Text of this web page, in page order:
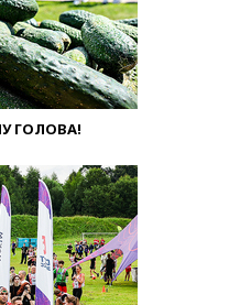
ГОЛОВА!